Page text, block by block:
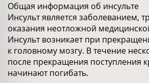
Общая информация об инсульте
Инсульт является заболеванием,
оказания неотложной
Инсульт возникает при
к головному мозгу. В течение
после прекращения поступления
начинают погибать.